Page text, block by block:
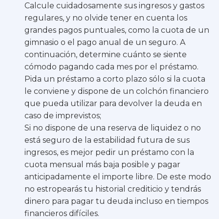
Calcule cuidadosamente sus ingresos y gastos
regulares, y no olvide tener en cuenta los
grandes pagos puntuales, como la cuota de un
gimnasio o el pago anual de un seguro. A
continuación, determine cuánto se siente
cómodo pagando cada mes por el préstamo.
Pida un préstamo a corto plazo sólo si la cuota
le conviene y dispone de un colchón financiero
que pueda utilizar para devolver la deuda en
caso de imprevistos;
Si no dispone de una reserva de liquidez o no
está seguro de la estabilidad futura de sus
ingresos, es mejor pedir un préstamo con la
cuota mensual más baja posible y pagar
anticipadamente el importe libre. De este modo
no estropearás tu historial crediticio y tendrás
dinero para pagar tu deuda incluso en tiempos
financieros difíciles.